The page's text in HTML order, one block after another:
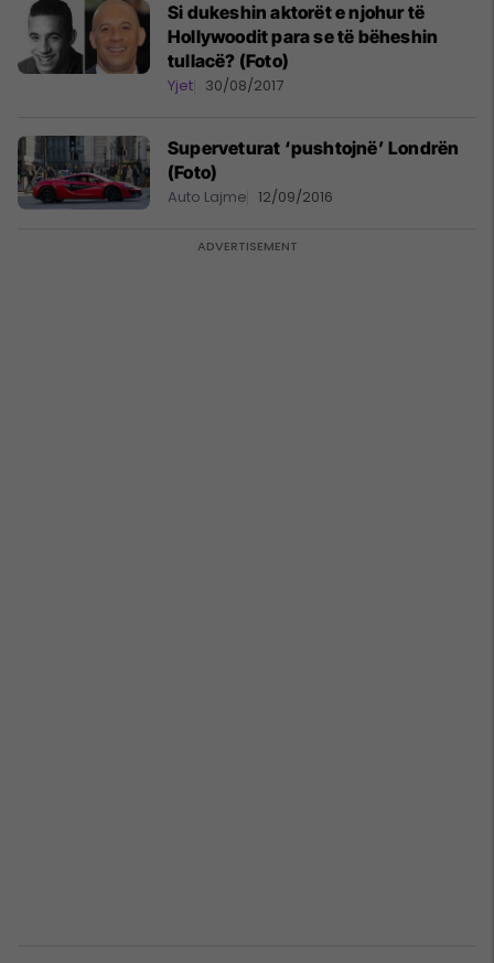
Si dukeshin aktorët e njohur të
Hollywoodit para se të bëheshin
tullacë? (Foto)
Yjet 30/08/2017
Superveturat ‘pushtojnë’ Londrën
(Foto)
Auto Lajme 12/09/2016